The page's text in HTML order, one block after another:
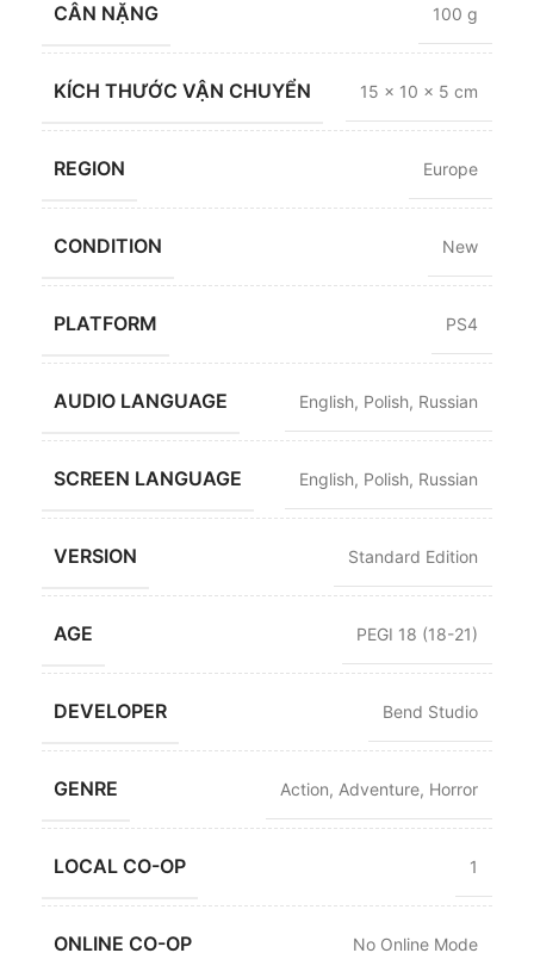
CÂN NẶNG 100 g
KÍCH THƯỚC VẬN CHUYỂN 15 × 10 × 5 cm
REGION Europe
CONDITION New
PLATFORM PS4
AUDIO LANGUAGE English, Polish, Russian
SCREEN LANGUAGE English, Polish, Russian
VERSION Standard Edition
AGE PEGI 18 (18-21)
DEVELOPER Bend Studio
GENRE Action, Adventure, Horror
LOCAL CO-OP 1
ONLINE CO-OP No Online Mode